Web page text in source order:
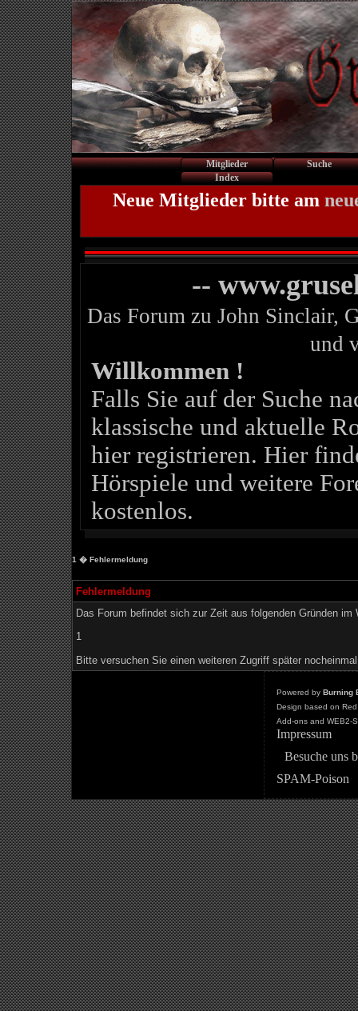
Mitglieder
Suche
Index
Neue Mitglieder bitte am
--
Das Forum zu John Sinclair,
und
Willkommen !
Falls Sie auf der Suche
klassische und aktuelle
hier registrieren. Hier
Hörspiele und weitere
kostenlos.
1 � Fehlermeldung
Fehlermeldung
Das Forum befindet sich zur Zeit aus folgenden Gründen im
1
Bitte versuchen Sie einen weiteren Zugriff später
Powered by Burning
Design based on
Add-ons and WEB2-
Impressum
Besuche uns
SPAM-Poison